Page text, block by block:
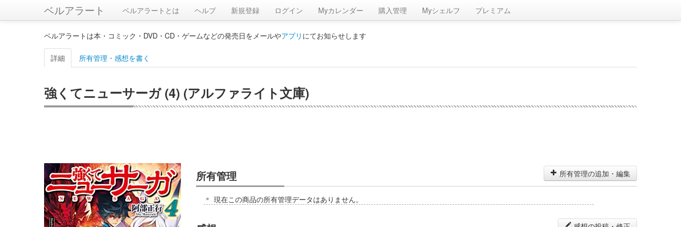
ベルアラート ベルアラートとは ヘルプ 新規登録 ログイン Myカレンダー 購入管理 Myシェルフ プレミアム
ベルアラートは本・コミック・DVD・CD・ゲームなどの発売日をメールやアプリ にてお知らせします
詳細 所有管理・感想を書く
強くてニューサーガ (4) (アルファライト文庫)
所有管理 所有管理の追加・編集
現在この商品の所有管理データはありません。